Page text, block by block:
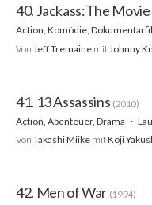
40. Jackass:The Movie
Action, Komödie,
Von Jeff Tremaine mit Johnny
41. 13 Assassins (2010)
Action, Abenteuer, Drama
Von Takashi Miike mitKoji
42. Men of War (1994)